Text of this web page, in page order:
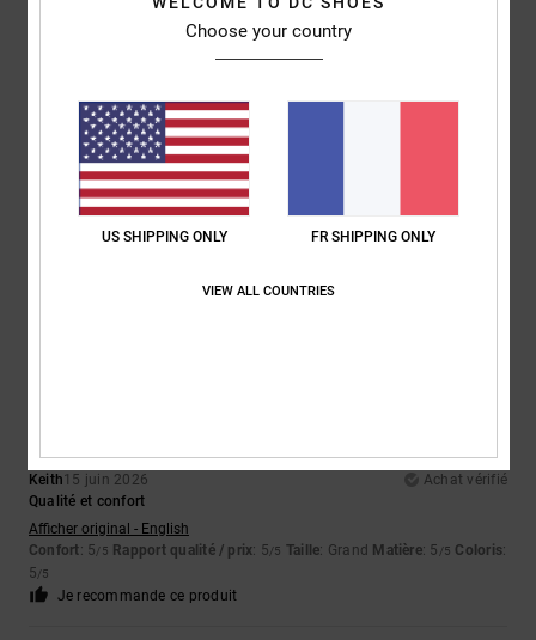
Almeida4 juillet 2026
Comme le précédent
Keith15 juin 2026
Achat vérifié
Qualité et confort
Afficher original - English
Confort: 5/5 Rapport qualité / prix: 5/5 Taille: Grand Matière: 5 /5 Coloris:
5/5
Je recommande ce produit
Choose your country
US SHIPPING ONLY FR SHIPPING ONLY
VIEW ALL COUNTRIES